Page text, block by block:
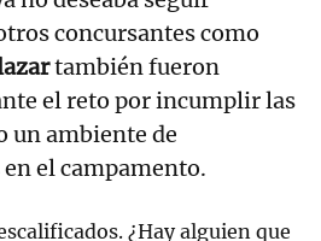
concursantes como
también fueron
el reto por incumplir las
un ambiente de
el campamento.
¿Hay alguien que